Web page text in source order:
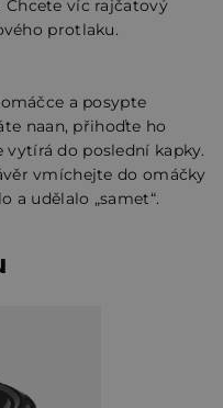
víc rajčatový
protlaku.
a posypte
naan, přihoďte ho
vytírá do poslední kapky.
vmíchejte do omáčky
a udělalo „samet“.